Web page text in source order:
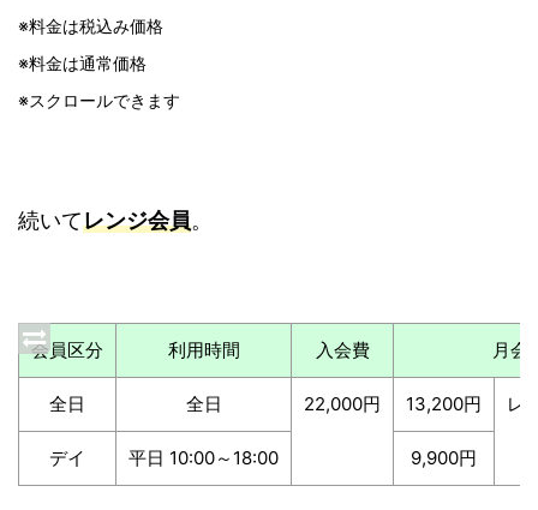
※料金は税込み価格
※料金は通常価格
※スクロールできます
続いてレンジ会員。
会員区分 利用時間 入会費 月会
全日 全日 22,000円 13,200円 レ
デイ 平日 10:00～18:00 9,900円